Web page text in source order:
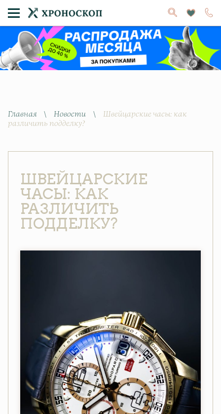
Главная \ Новости \ Швейцарские часы: как
различить подделку?
ШВЕЙЦАРСКИЕ
ЧАСЫ: КАК
РАЗЛИЧИТЬ
ПОДДЕЛКУ?